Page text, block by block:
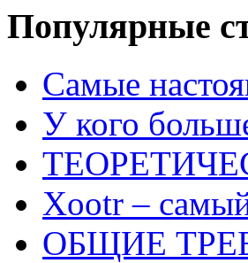
Популярные
Самые
У кого
Xootr –
ОБЩИЕ